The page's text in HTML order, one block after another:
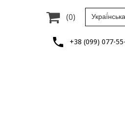
 (0)
+38 (099) 077-